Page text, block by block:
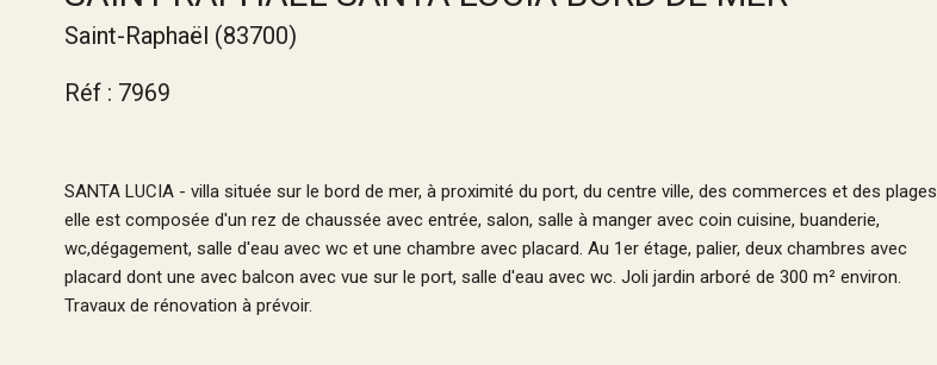
Saint-Raphaël (83700)
Réf : 7969
SANTA LUCIA - villa située sur le bord de mer, à proximité du port, du centre ville, des commerces et des plages.
elle est composée d'un rez de chaussée avec entrée, salon, salle à manger avec coin cuisine, buanderie,
wc,dégagement, salle d'eau avec wc et une chambre avec placard. Au 1er étage, palier, deux chambres avec
placard dont une avec balcon avec vue sur le port, salle d'eau avec wc. Joli jardin arboré de 300 m² environ.
Travaux de rénovation à prévoir.